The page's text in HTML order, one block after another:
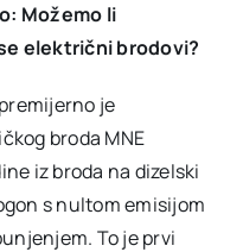
Možemo li
električni brodovi?
je
broda MNE
iz broda na dizelski
s nultom emisijom
To je prvi